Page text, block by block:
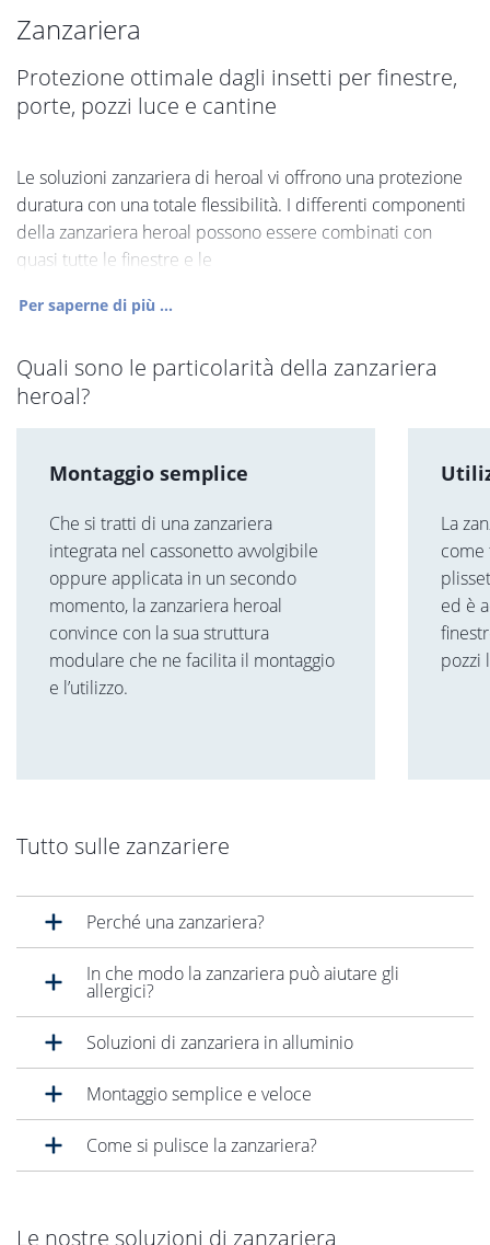
Zanzariera
Protezione ottimale dagli insetti per finestre,
porte, pozzi luce e cantine
Le soluzioni zanzariera di heroal vi offrono una protezione
duratura con una totale flessibilità. I differenti componenti
della zanzariera heroal possono essere combinati con
quasi tutte le finestre e le
Per saperne di più ...
Quali sono le particolarità della zanzariera
heroal?
Montaggio semplice
Che si tratti di una zanzariera
integrata nel cassonetto avvolgibile
oppure applicata in un secondo
momento, la zanzariera heroal
convince con la sua struttura
modulare che ne facilita il montaggio
e l’utilizzo.
La
come
ed è
pozzi
Tutto sulle zanzariere
Perché una zanzariera?
In che modo la zanzariera può aiutare gli
allergici?
Soluzioni di zanzariera in alluminio
Montaggio semplice e veloce
Come si pulisce la zanzariera?
Le nostre soluzioni di zanzariera